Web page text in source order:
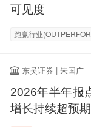
可见度
跑赢行业
东吴证券 | 朱国广
2026年半年报
增长持续超预期